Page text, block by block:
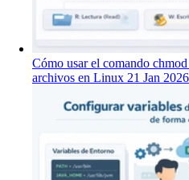
Cómo usar el comando
archivos en Linux 21 Jan 2026